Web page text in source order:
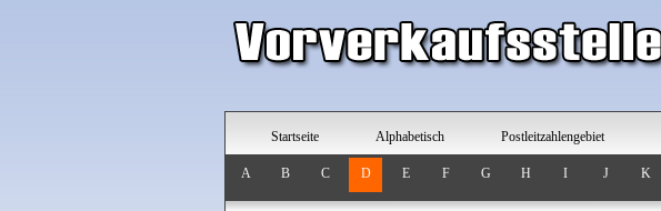
Startseite Alphabetisch Postleitzahlengebiet
A B C D E F G H I J K